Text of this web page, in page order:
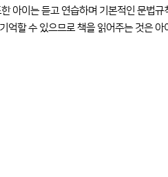
아이는 듣고 연습하며 기본적인 문법
억할 수 있으므로 책을 읽어주는 것은